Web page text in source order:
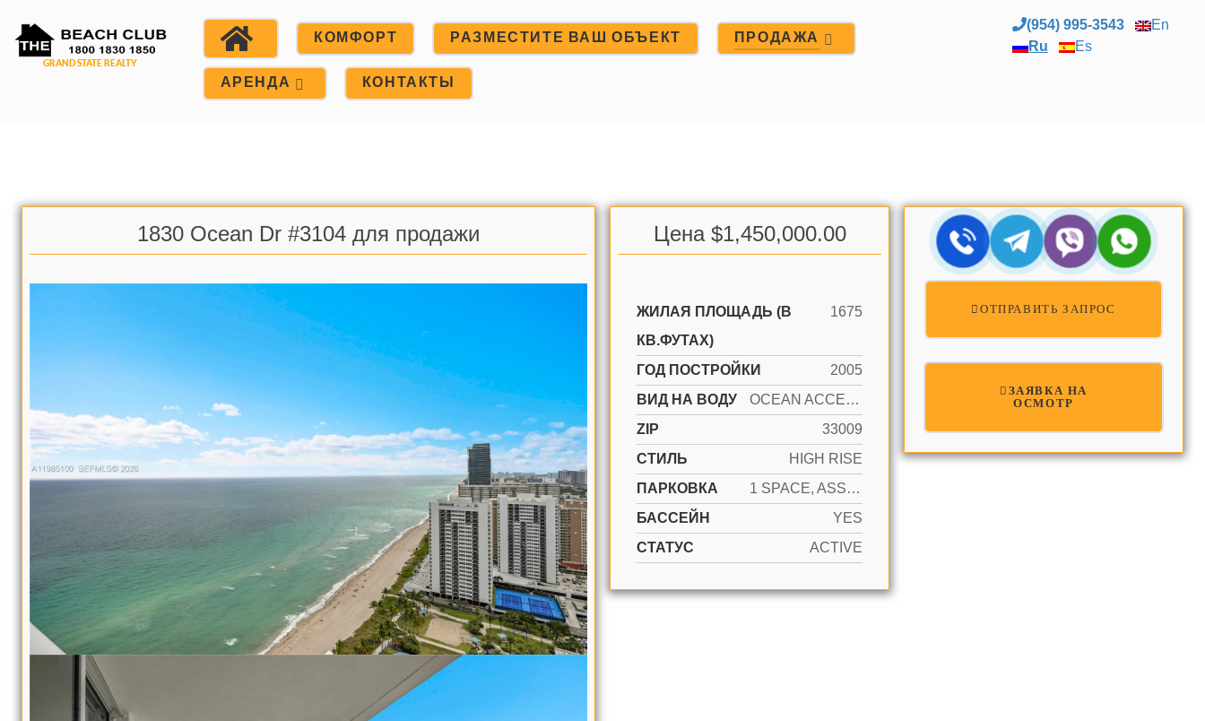
КОМФОРТ РАЗМЕСТИТЕ ВАШ ОБЪЕКТ ПРОДАЖА
АРЕНДА КОНТАКТЫ
(954) 995-3543
En
Ru
Es
1830 Ocean Dr #3104 для продажи Цена $1,450,000.00
ЖИЛАЯ ПЛОЩАДЬ (В
КВ.ФУТАХ)
1675
ГОД ПОСТРОЙКИ
2005
ВИД НА ВОДУ
OCEAN ACCESS, OCEAN FRONT
ZIP
33009
СТИЛЬ
HIGH RISE
ПАРКОВКА
1 SPACE, ASSIGNED, VALET, LIMITED # OF VEHICLE, NO RV/BOATS, NO TRUCKS/TRAILERS
БАССЕЙН
YES
СТАТУС
ACTIVE
ОТПРАВИТЬ ЗАПРОС
ЗАЯВКА НА
ОСМОТР